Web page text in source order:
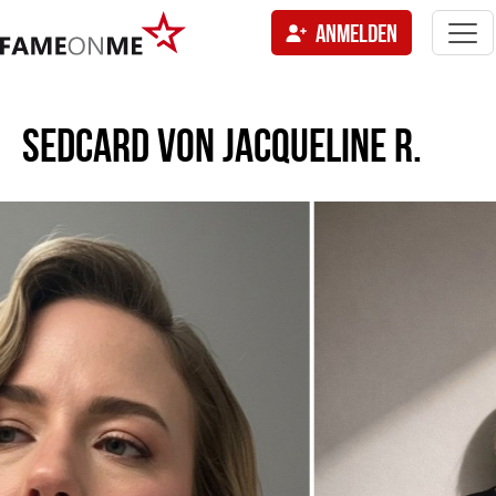
ANMELDEN
SEDCARD VONJACQUELINE R.